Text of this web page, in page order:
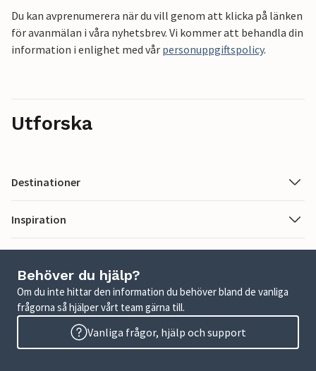
Du kan avprenumerera när du vill genom att klicka på länken
för avanmälan i våra nyhetsbrev. Vi kommer att behandla din
information i enlighet med vår personuppgiftspolicy.
Utforska
Destinationer
Inspiration
Behöver du hjälp?
Om du inte hittar den information du behöver bland de vanliga
frågorna så hjälper vårt team gärna till.
Vanliga frågor, hjälp och support